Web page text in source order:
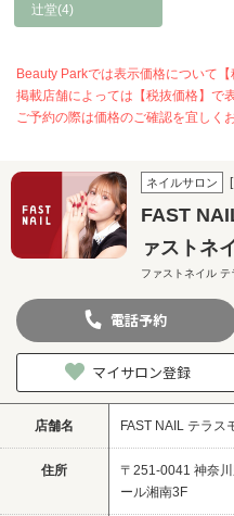
辻堂(4)
Beauty Parkでは表示価格について
掲載店舗によっては【税抜価格】で
ご予約の際は価格のご確認を宜しく
ネイルサロン
FAST
ァストネ
ファストネイル
電話予約
マイサロン登録
店舗名 FAST NAIL テラス
住所
〒251-0041 神奈
ール湘南3F